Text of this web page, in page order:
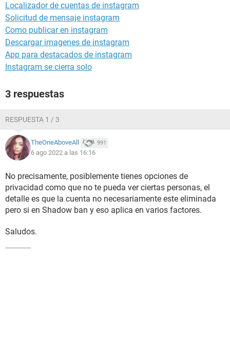
Localizador de cuentas de instagram
Solicitud de mensaje instagram
Como publicar en instagram
Descargar imagenes de instagram
App para destacados de instagram
Instagram se cierra solo
3 respuestas
RESPUESTA 1 / 3
TheOneAboveAll 991
6 ago 2022 a las 16:16
No precisamente, posiblemente tienes opciones de
privacidad como que no te pueda ver ciertas personas, el
detalle es que la cuenta no necesariamente este eliminada
pero si en Shadow ban y eso aplica en varios factores.
Saludos.